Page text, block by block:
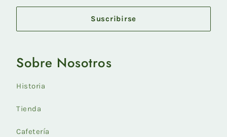
Suscribirse
Sobre Nosotros
Historia
Tienda
Cafetería